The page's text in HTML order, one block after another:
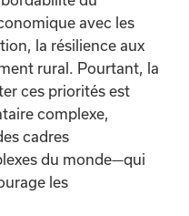
avec les
la résilience aux
rural. Pourtant, la
ces priorités est
complexe,
cadres
du monde—qui
les